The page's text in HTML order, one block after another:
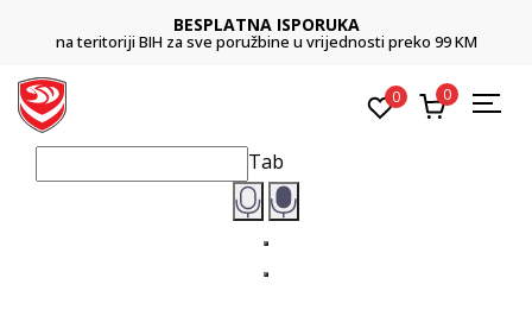
BESPLATNA ISPORUKA
na teritoriji BIH za sve poružbine u vrijednosti preko 99 KM
0 0
Tab